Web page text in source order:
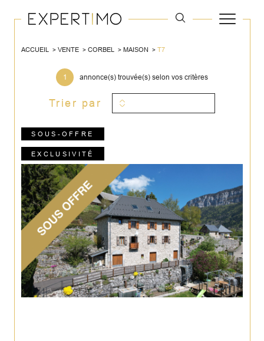
ACCUEIL VENTE CORBEL MAISON T7
1 annonce(s) trouvée(s) selon vos critères
Trier par
SOUS-OFFRE
EXCLUSIVITÉ